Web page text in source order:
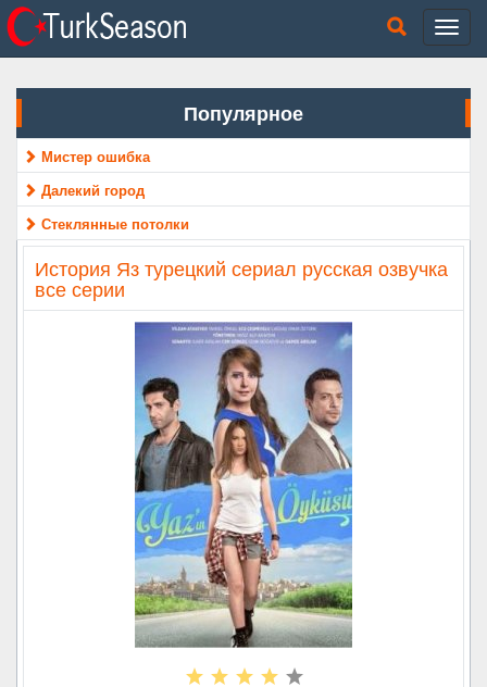
Популярное
Мистер ошибка
Далекий город
Стеклянные потолки
История Яз турецкий сериал русская озвучка
все серии